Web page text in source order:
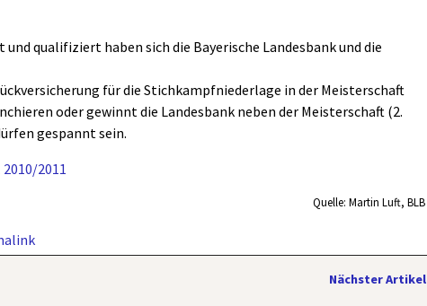
qualifiziert haben sich die Bayerische Landesbank und die
für die Stichkampfniederlage in der Meisterschaft
oder gewinnt die Landesbank neben der Meisterschaft (2.
gespannt sein.
2011
Quelle: Martin Luft, BLB
Nächster Artikel